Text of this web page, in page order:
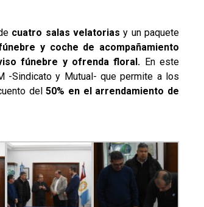
cuatro salas velatorias y un paquete
y coche de acompañamiento
fúnebre y ofrenda floral. En este
-Sindicato y Mutual- que permite a los
del50% en el arrendamiento de